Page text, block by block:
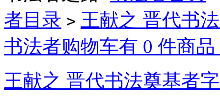
者目录 > 王献之 晋代书
书法者购物车有 0 件商
王献之 晋代书法奠基者